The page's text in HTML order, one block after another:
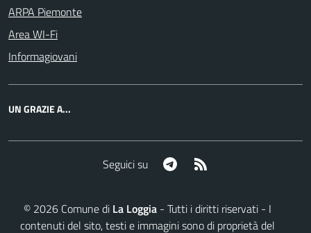
ARPA Piemonte
Area WI-Fi
Informagiovani
UN GRAZIE A...
Seguici su Telegram
© 2026Comune di La Loggia- Tutti i diritti riservati - I
contenuti del sito, testi e immagini sono di proprietà del